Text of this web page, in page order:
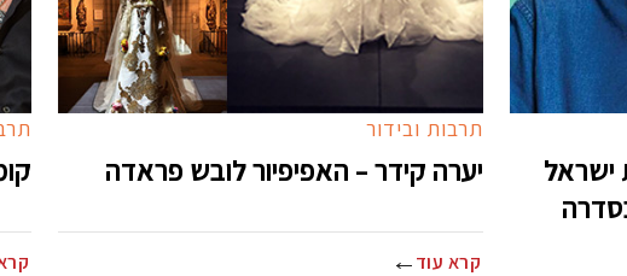
ישראל
תרבות ובידור
יערה קידר – האפיפיור לובש פראדה
קרא עוד